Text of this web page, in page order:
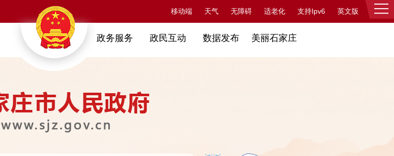
移动端 天气 无障碍 适老化 支持Ipv6 英文版 登录
政务服务 政民互动 数据发布 美丽石家庄